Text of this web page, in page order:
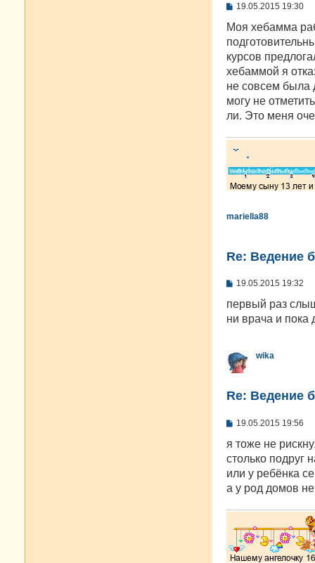
С
о
щ
е
н
и
е
19.05.2015 19:30
Моя хебамма
курсов
хебаммой я
не совсем была
могу не
ли. Это меня
mariella88
Re: Ведение
С
о
щ
и
е
19.05.2015 19:32
первый раз
ни врача и пока
wika
Re: Ведение
С
о
щ
е
и
19.05.2015 19:56
я тоже не
столько подруг
или у ребёнка
а у род домов